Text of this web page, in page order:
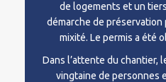
de logements et un
démarche de préservation
mixité. Le permis a été
Dans l’attente du chantier,
vingtaine de personnes